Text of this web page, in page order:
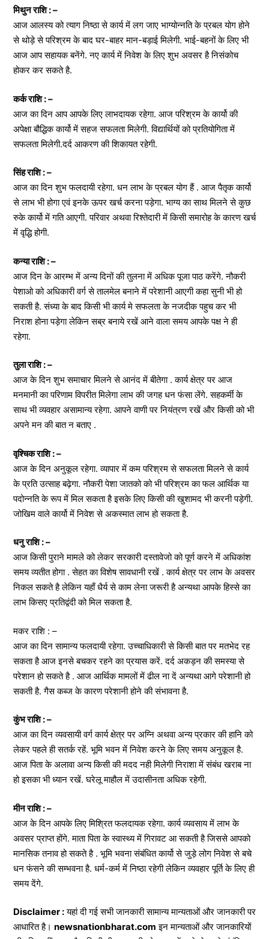
मिथुन राशि : –
आज आलस्य को त्याग निष्ठा से कार्य में लग जाए भाग्योन्नति के प्रबल योग होने
से थोड़े से परिश्रम के बाद घर-बाहर मान-बड़ाई मिलेगी. भाई-बहनों के लिए भी
आज आप सहायक बनेंगे. नए कार्य में निवेश के लिए शुभ अवसर है निसंकोच
होकर कर सकते है.
कर्क राशि : –
आज का दिन आप आपके लिए लाभदायक रहेगा. आज परिश्रम के कार्यो की
अपेक्षा बौद्धिक कार्यो में सहज सफलता मिलेगी. विद्यार्थियों को प्रतियोगिता में
सफलता मिलेगी.दर्द आकरण की शिकायत रहेगी.
सिंह राशि : –
आज का दिन शुभ फलदायी रहेगा. धन लाभ के प्रबल योग हैं . आज पैतृक कार्यो
से लाभ भी होगा एवं इनके ऊपर खर्च करना पड़ेगा. भाग्य का साथ मिलने से कुछ
रुके कार्यो में गति आएगी. परिवार अथवा रिश्तेदारी में किसी समारोह के कारण खर्च
में वृद्धि होगी.
कन्या राशि : –
आज दिन के आरम्भ में अन्य दिनों की तुलना में अधिक पूजा पाठ करेंगे. नौकरी
पेशाओ को अधिकारी वर्ग से तालमेल बनाने में परेशानी आएगी कहा सुनी भी हो
सकती है. संध्या के बाद किसी भी कार्य मे सफलता के नजदीक पहुच कर भी
निराश होना पड़ेगा लेकिन सब्र बनाये रखें आने वाला समय आपके पक्ष ने ही
रहेगा.
तुला राशि : –
आज के दिन शुभ समाचार मिलने से आनंद में बीतेगा . कार्य क्षेत्र पर आज
मनमानी का परिणाम विपरीत मिलेगा लाभ की जगह धन फंसा लेंगे. सहकर्मी के
साथ भी व्यवहार असामान्य रहेगा. आपने वाणी पर नियंत्रण रखें और किसी को भी
अपने मन की बात न बताए .
वृश्चिक राशि : –
आज के दिन अनुकूल रहेगा. व्यापार में कम परिश्रम से सफलता मिलने से कार्य
के प्रति उत्साह बढ़ेगा. नौकरी पेशा जातको को भी परिश्रम का फल आर्थिक या
पदोन्नति के रूप में मिल सकता है इसके लिए किसी की खुशामद भी करनी पड़ेगी.
जोखिम वाले कार्यो में निवेश से अकस्मात लाभ हो सकता है.
धनु राशि : –
आज किसी पुराने मामले को लेकर सरकारी दस्तावेजो को पूर्ण करने में अधिकांश
समय व्यतीत होगा . सेहत का विशेष सावधानी रखें . कार्य क्षेत्र पर लाभ के अवसर
निकल सकते है लेकिन यहाँ धैर्य से काम लेना जरूरी है अन्यथा आपके हिस्से का
लाभ किसए प्रतिद्वंदी को मिल सकता है.
मकर राशि : –
आज का दिन सामान्य फलदायी रहेगा. उच्चाधिकारी से किसी बात पर मतभेद रह
सकता है आज इनसे बचकर रहने का प्रयास करें. दर्द अकड़न की समस्या से
परेशान हो सकते है . आज आर्थिक मामलों में ढील ना दें अन्यथा आगे परेशानी हो
सकती है. गैस कब्ज के कारण परेशानी होने की संभावना है.
कुंभ राशि : –
आज का दिन व्यवसायी वर्ग कार्य क्षेत्र पर अग्नि अथवा अन्य प्रकार की हानि को
लेकर पहले ही सतर्क रहें. भूमि भवन में निवेश करने के लिए समय अनुकूल है.
आज पिता के अलावा अन्य किसी की मदद नही मिलेगी निराशा में संबंध खराब ना
हो इसका भी ध्यान रखें. घरेलू माहौल में उदासीनता अधिक रहेगी.
मीन राशि : –
आज के दिन आपके लिए मिश्रित फलदायक रहेगा. कार्य व्यवसाय में लाभ के
अवसर प्राप्त होंगे. माता पिता के स्वास्थ्य में गिरावट आ सकती है जिससे आपको
मानसिक तनाव हो सकते है . भूमि भवना संबंधित कार्यो से जुड़े लोग निवेश से बचे
धन फंसने की सम्भवना है. धर्म-कर्म में निष्ठा रहेगी लेकिन व्यवहार पूर्ति के लिए ही
समय देंगे.
Disclaimer :यहां दी गई सभी जानकारी सामान्य मान्यताओं और जानकारी पर
आधारित है। newsnationbharat.com इन मान्यताओं और जानकारियों